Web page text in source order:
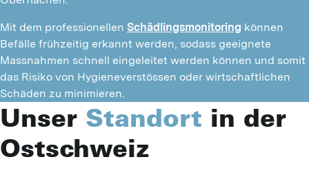
Mit dem professionellen Schädlingsmonitoring können
Befälle frühzeitig erkannt werden, sodass geeignete
Massnahmen schnell eingeleitet werden können und somit
das Risiko von Hygieneverstössen oder wirtschaftlichen
Schäden zu minimieren.
Unser Standort in der
Ostschweiz